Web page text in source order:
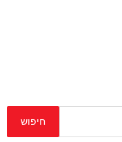
חיפוש